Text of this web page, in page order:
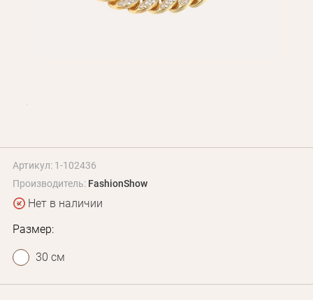
Артикул: 1-102436
Производитель: FashionShow
Нет в наличии
Размер:
30 см